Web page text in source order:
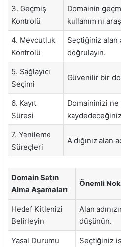
3. Geçmiş
Kontrolü
Domainin
kullanımını
4. Mevcutluk
Kontrolü
Seçtiğiniz alan
doğrulayın.
5. Sağlayıcı
Seçimi
Güvenilir bir
6. Kayıt
Süresi
Domaininizi ne
7. Yenileme
Süreçleri
Aldığınız alan
Domain Satın
Alma Aşamaları
Önemli
Hedef Kitlenizi
Belirleyin
Alan
düşünün.
Yasal Durumu
Seçtiğiniz